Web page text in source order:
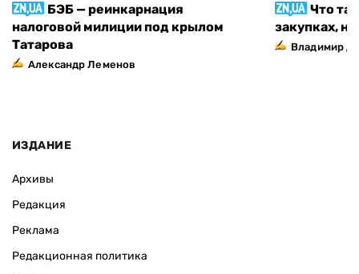
БЭБ — реинкарнация
налоговой милиции под крылом
Татарова
Александр Леменов
Что
закупках,
Владимир
ИЗДАНИЕ
Архивы
Редакция
Реклама
Редакционная политика